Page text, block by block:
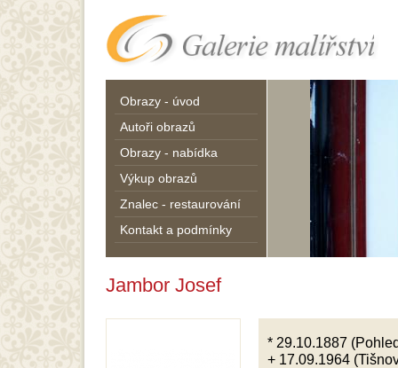
Obrazy - úvod
Autoři obrazů
Obrazy - nabídka
Výkup obrazů
Znalec - restaurování
Kontakt a podmínky
Jambor Josef
* 29.10.1887
+ 17.09.1964